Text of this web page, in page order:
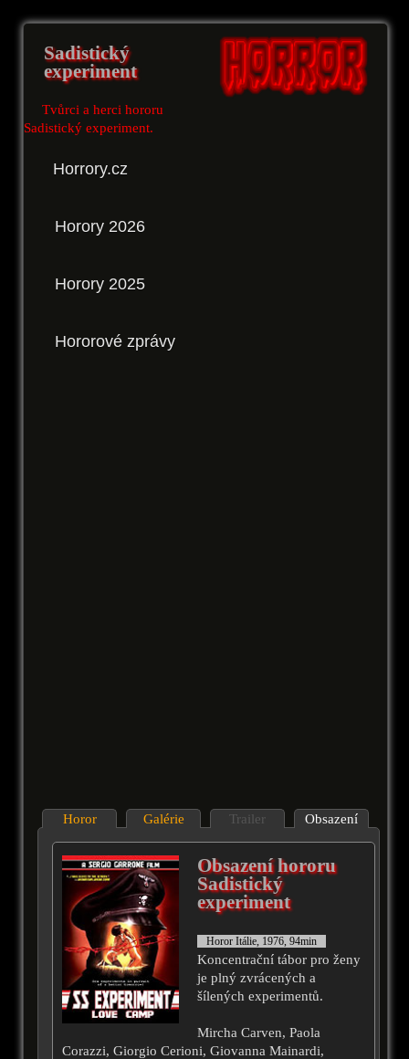
Sadistický
experiment
Tvůrci a herci hororu
Sadistický experiment.
Horrory.cz
Horory 2026
Horory 2025
Hororové zprávy
Horor Galérie Trailer Obsazení
Obsazení hororu
Sadistický
experiment
Horor Itálie, 1976, 94min
Koncentrační tábor pro ženy
je plný zvrácených a
šílených experimentů.
Mircha Carven, Paola
Corazzi, Giorgio Cerioni, Giovanna Mainardi,